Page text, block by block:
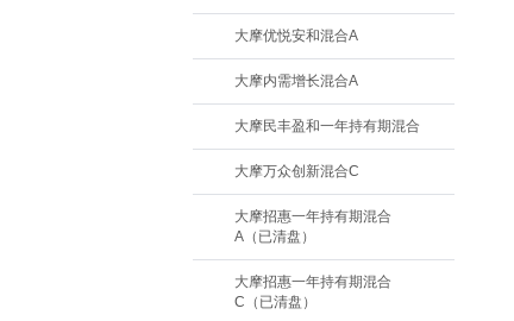
大摩优悦安和混合A
大摩内需增长混合A
大摩民丰盈和一年持有期混合
大摩万众创新混合C
大摩招惠一年持有期混合
A（已清盘）
大摩招惠一年持有期混合
C（已清盘）